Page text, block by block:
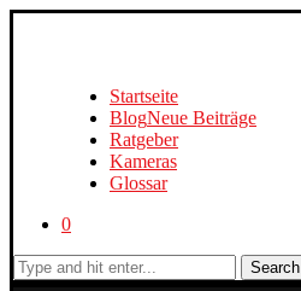
Startseite
BlogNeue Beiträge
Ratgeber
Kameras
Glossar
0
Search